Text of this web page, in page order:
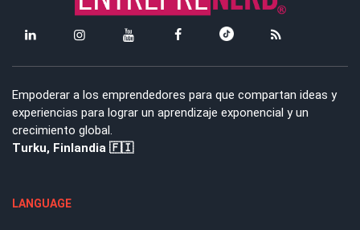
Empoderar a los emprendedores para que compartan ideas y
experiencias para lograr un aprendizaje exponencial y un
crecimiento global.
Turku, Finlandia 🇫🇮
LANGUAGE